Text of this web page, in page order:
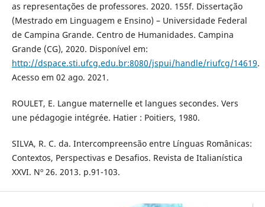
as representações de professores. 2020. 155f. Dissertação
(Mestrado em Linguagem e Ensino) – Universidade Federal
de Campina Grande. Centro de Humanidades. Campina
Grande (CG), 2020. Disponível em:
http://dspace.sti.ufcg.edu.br:8080/jspui/handle/riufcg/14619.
Acesso em 02 ago. 2021.
ROULET, E. Langue maternelle et langues secondes. Vers
une pédagogie intégrée. Hatier : Poitiers, 1980.
SILVA, R. C. da. Intercompreensão entre Línguas Românicas:
Contextos, Perspectivas e Desafios. Revista de Italianística
XXVI. Nº 26. 2013. p.91-103.